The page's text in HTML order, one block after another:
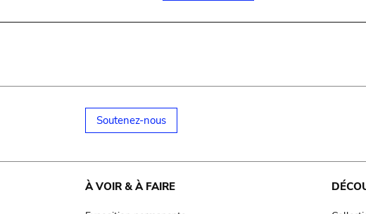
Soutenez-nous
À VOIR & À FAIRE